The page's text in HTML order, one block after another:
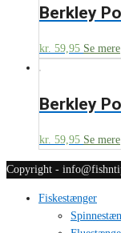
Berkley
kr. 59,95 Se mere
Berkley
kr. 59,95 Se mere
Copyright -
Fiskestænger